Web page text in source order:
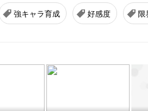
強キャラ育成 好感度 限